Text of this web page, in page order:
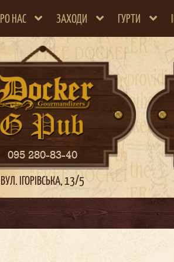
ПРО НАС ЗАХОДИ ГУРТИ
095 280-83-40
ВУЛ. ІГОРІВСЬКА, 13/5